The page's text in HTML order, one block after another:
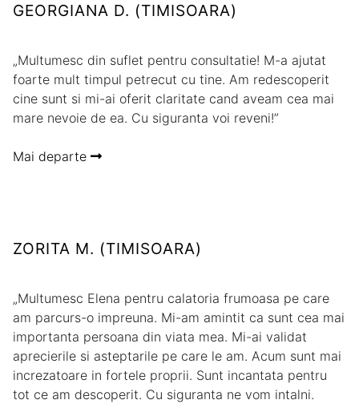
GEORGIANA D. (TIMISOARA)
„Multumesc din suflet pentru consultatie! M-a ajutat
foarte mult timpul petrecut cu tine. Am redescoperit
cine sunt si mi-ai oferit claritate cand aveam cea mai
mare nevoie de ea. Cu siguranta voi reveni!”
Mai departe
ZORITA M. (TIMISOARA)
„Multumesc Elena pentru calatoria frumoasa pe care
am parcurs-o impreuna. Mi-am amintit ca sunt cea mai
importanta persoana din viata mea. Mi-ai validat
aprecierile si asteptarile pe care le am. Acum sunt mai
increzatoare in fortele proprii. Sunt incantata pentru
tot ce am descoperit. Cu siguranta ne vom intalni.